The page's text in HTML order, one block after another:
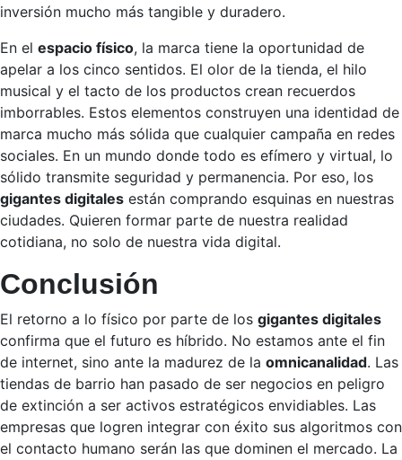
inversión mucho más tangible y duradero.
En el espacio físico, la marca tiene la oportunidad de
apelar a los cinco sentidos. El olor de la tienda, el hilo
musical y el tacto de los productos crean recuerdos
imborrables. Estos elementos construyen una identidad de
marca mucho más sólida que cualquier campaña en redes
sociales. En un mundo donde todo es efímero y virtual, lo
sólido transmite seguridad y permanencia. Por eso, los
gigantes digitales están comprando esquinas en nuestras
ciudades. Quieren formar parte de nuestra realidad
cotidiana, no solo de nuestra vida digital.
Conclusión
El retorno a lo físico por parte de los gigantes digitales
confirma que el futuro es híbrido. No estamos ante el fin
de internet, sino ante la madurez de la omnicanalidad. Las
tiendas de barrio han pasado de ser negocios en peligro
de extinción a ser activos estratégicos envidiables. Las
empresas que logren integrar con éxito sus algoritmos con
el contacto humano serán las que dominen el mercado. La